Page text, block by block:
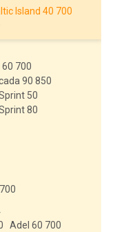
Island 40 700
700
90 850
50
80
Adel 60 700